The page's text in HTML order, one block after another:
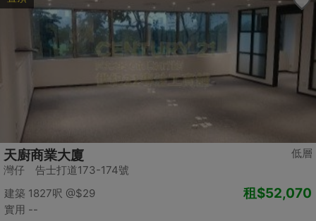
低層
天廚商業大廈
灣仔 告士打道173-174號
建築 1827呎 @$29
實用 --
租$52,070